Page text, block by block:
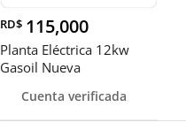
RD$ 115,000
Planta Eléctrica 12kw
Gasoil Nueva
Cuenta verificada